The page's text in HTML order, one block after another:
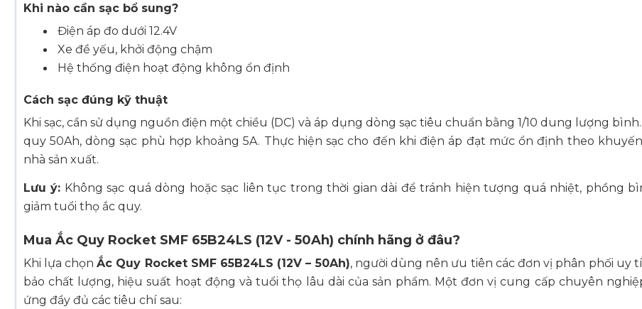
Khi nào cần sạc bổ sung?
Điện áp đo dưới 12.4V
Xe đề yếu, khởi động chậm
Hệ thống điện hoạt động không ổn định
Cách sạc đúng kỹ thuật
Khi sạc, cần sử dụng nguồn điện một chiều (DC) và áp dụng dòng sạc tiêu chuẩn bằng 1/10 dung lượng
quy 50Ah, dòng sạc phù hợp khoảng 5A. Thực hiện sạc cho đến khi điện áp đạt mức ổn định theo
nhà sản xuất.
Lưu ý: Không sạc quá dòng hoặc sạc liên tục trong thời gian dài để tránh hiện tượng quá nhiệt, phồng
giảm tuổi thọ ắc quy.
Mua Ắc Quy Rocket SMF 65B24LS (12V - 50Ah) chính hãng ở đâu?
Khi lựa chọnẮc Quy Rocket SMF 65B24LS (12V – 50Ah), người dùng nên ưu tiên các đơn vị phân phối uy
bảo chất lượng, hiệu suất hoạt động và tuổi thọ lâu dài của sản phẩm. Một đơn vị cung cấp chuyên
ứng đầy đủ các tiêu chí sau: